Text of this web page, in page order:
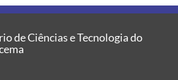
de Ciências e Tecnologia do